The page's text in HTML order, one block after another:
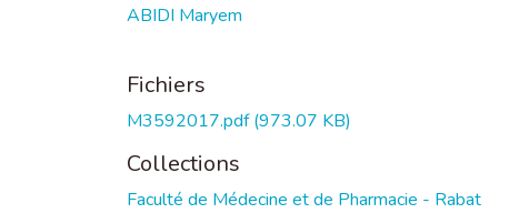
ABIDI Maryem
Fichiers
M3592017.pdf(973.07 KB)
Collections
Faculté de Médecine et de Pharmacie - Rabat